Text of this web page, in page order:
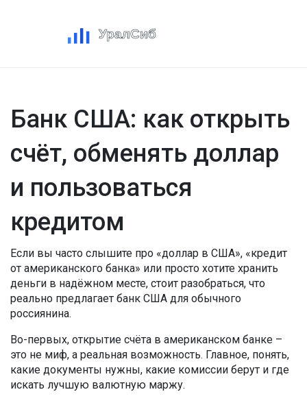
Банк США: как открыть
счёт, обменять доллар
и пользоваться
кредитом
Если вы часто слышите про «доллар в США», «кредит
от американского банка» или просто хотите хранить
деньги в надёжном месте, стоит разобраться, что
реально предлагает банк США для обычного
россиянина.
Во-первых, открытие счёта в американском банке –
это не миф, а реальная возможность. Главное, понять,
какие документы нужны, какие комиссии берут и где
искать лучшую валютную маржу.